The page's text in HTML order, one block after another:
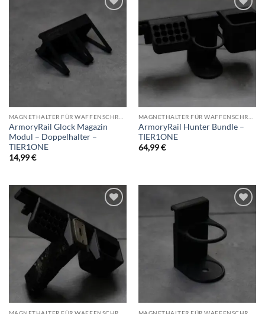
ArmoryRail Glock Magazin
Modul – Doppelhalter –
TIER1ONE
14,99€
Add to
wishlist
ArmoryRail Hunter Bundle –
TIER1ONE
64,99€
Add to